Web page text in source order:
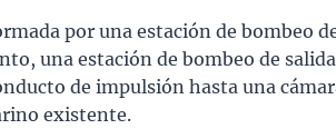
por una estación de bombeo
una estación de bombeo de
de impulsión hasta una
existente.